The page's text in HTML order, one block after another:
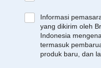
Informasi
yang dikirim oleh
Indonesia
termasuk
produk baru, dan